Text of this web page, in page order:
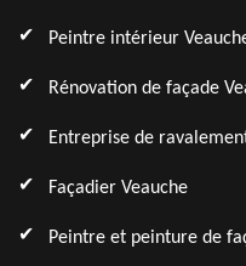
Peintre intérieur
Rénovation de façade
Entreprise de
Façadier Veauche
Peintre et peinture de